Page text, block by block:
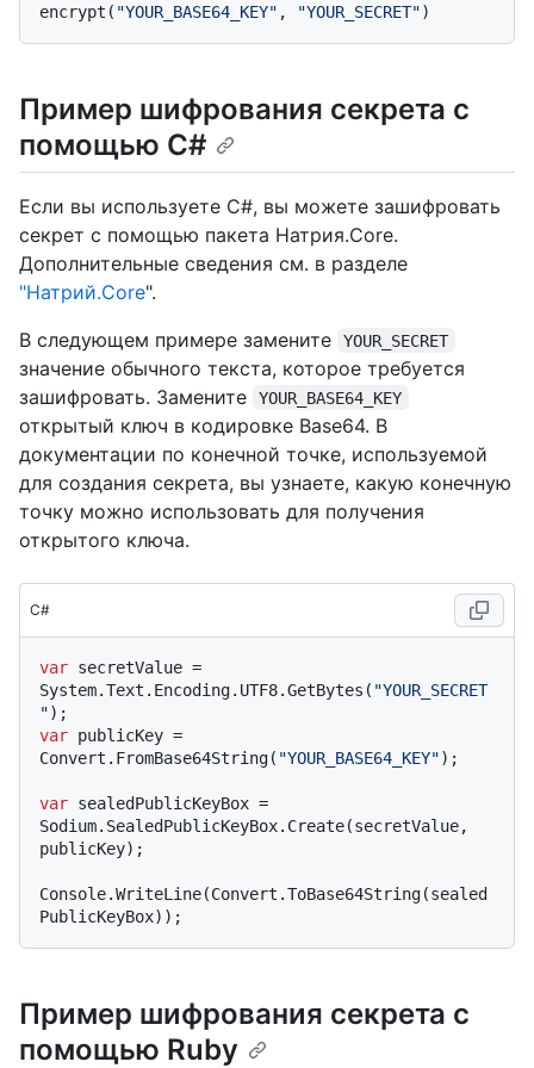
encrypt( "YOUR_BASE64_KEY" , "YOUR_SECRET"
Пример шифрования секрета с
помощью C#
Если вы используете C#, вы можете зашифровать
секрет с помощью пакета Натрия.Core.
Дополнительные сведения см. в разделе
"Натрий.Core".
В следующем примере замените
YOUR_SECRET
значение обычного текста, которое требуется
зашифровать. Замените
YOUR_BASE64_KEY
открытый ключ в кодировке Base64. В
документации по конечной точке, используемой
для создания секрета, вы узнаете, какую конечную
точку можно использовать для получения
открытого ключа.
C#
var secretValue =
System.Text.Encoding.UTF8.GetBytes( "YOUR_SECRET
"
var publicKey =
Convert.FromBase64String( "YOUR_BASE64_KEY");
var sealedPublicKeyBox =
Sodium.SealedPublicKeyBox.Create(secretValue,
publicKey);
Console.WriteLine(Convert.ToBase64String(sealed
Пример шифрования секрета с
помощью Ruby